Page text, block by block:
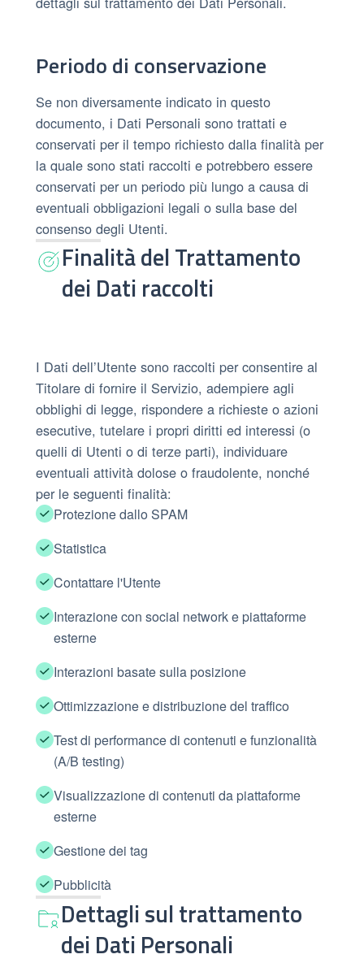
Periodo di conservazione
Se non diversamente indicato in questo
documento, i Dati Personali sono trattati e
conservati per il tempo richiesto dalla finalità per
la quale sono stati raccolti e potrebbero essere
conservati per un periodo più lungo a causa di
eventuali obbligazioni legali o sulla base del
consenso degli Utenti.
Finalità del Trattamento
dei Dati raccolti
I Dati dell’Utente sono raccolti per consentire al
Titolare di fornire il Servizio, adempiere agli
obblighi di legge, rispondere a richieste o azioni
esecutive, tutelare i propri diritti ed interessi (o
quelli di Utenti o di terze parti), individuare
eventuali attività dolose o fraudolente, nonché
per le seguenti finalità:
Protezione dallo SPAM
Statistica
Contattare l'Utente
Interazione con social network e piattaforme
esterne
Interazioni basate sulla posizione
Ottimizzazione e distribuzione del traffico
Test di performance di contenuti e funzionalità
(A/B testing)
Visualizzazione di contenuti da piattaforme
esterne
Gestione dei tag
Pubblicità
Dettagli sul trattamento
dei Dati Personali